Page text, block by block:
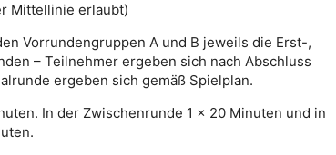
Mittellinie erlaubt)
Vorrundengruppen A und B jeweils die Erst-,
– Teilnehmer ergeben sich nach Abschluss
ergeben sich gemäß Spielplan.
In der Zwischenrunde 1 x 20 Minuten und in